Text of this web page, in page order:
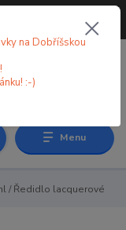
Menu
/ Ředidlo lacquerové
na Dobříšskou
:-)